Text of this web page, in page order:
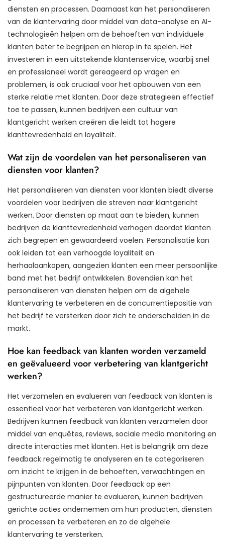
diensten en processen. Daarnaast kan het personaliseren
van de klantervaring door middel van data-analyse en AI-
technologieën helpen om de behoeften van individuele
klanten beter te begrijpen en hierop in te spelen. Het
investeren in een uitstekende klantenservice, waarbij snel
en professioneel wordt gereageerd op vragen en
problemen, is ook cruciaal voor het opbouwen van een
sterke relatie met klanten. Door deze strategieën effectief
toe te passen, kunnen bedrijven een cultuur van
klantgericht werken creëren die leidt tot hogere
klanttevredenheid en loyaliteit.
Wat zijn de voordelen van het personaliseren van
diensten voor klanten?
Het personaliseren van diensten voor klanten biedt diverse
voordelen voor bedrijven die streven naar klantgericht
werken. Door diensten op maat aan te bieden, kunnen
bedrijven de klanttevredenheid verhogen doordat klanten
zich begrepen en gewaardeerd voelen. Personalisatie kan
ook leiden tot een verhoogde loyaliteit en
herhaalaankopen, aangezien klanten een meer persoonlijke
band met het bedrijf ontwikkelen. Bovendien kan het
personaliseren van diensten helpen om de algehele
klantervaring te verbeteren en de concurrentiepositie van
het bedrijf te versterken door zich te onderscheiden in de
markt.
Hoe kan feedback van klanten worden verzameld
en geëvalueerd voor verbetering van klantgericht
werken?
Het verzamelen en evalueren van feedback van klanten is
essentieel voor het verbeteren van klantgericht werken.
Bedrijven kunnen feedback van klanten verzamelen door
middel van enquêtes, reviews, sociale media monitoring en
directe interacties met klanten. Het is belangrijk om deze
feedback regelmatig te analyseren en te categoriseren
om inzicht te krijgen in de behoeften, verwachtingen en
pijnpunten van klanten. Door feedback op een
gestructureerde manier te evalueren, kunnen bedrijven
gerichte acties ondernemen om hun producten, diensten
en processen te verbeteren en zo de algehele
klantervaring te versterken.